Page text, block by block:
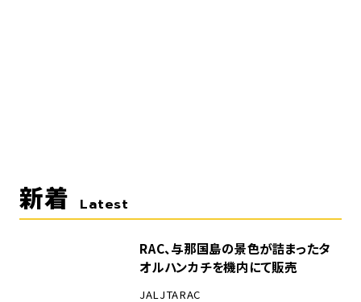
新着 Latest
RAC、与那国島の景色が詰まったタ
オルハンカチを機内にて販売
JAL JTARAC